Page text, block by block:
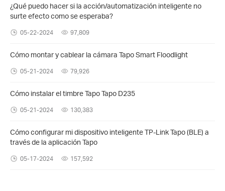
¿Qué puedo hacer si la acción/automatización inteligente no
surte efecto como se esperaba?
05-22-2024 97,809
Cómo montar y cablear la cámara Tapo Smart Floodlight
05-21-2024 79,926
Cómo instalar el timbre Tapo Tapo D235
05-21-2024 130,383
Cómo configurar mi dispositivo inteligente TP-Link Tapo (BLE) a
través de la aplicación Tapo
05-17-2024 157,592